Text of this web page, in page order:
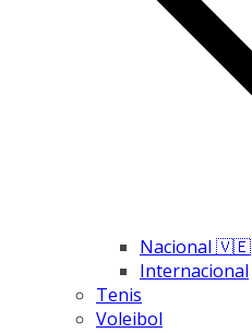
Nacional 🇻🇪
Internacional
Tenis
Voleibol